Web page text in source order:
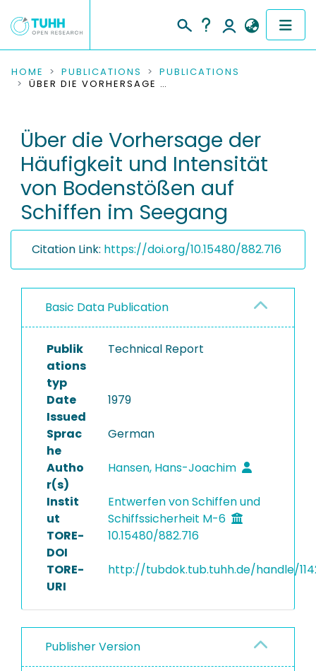
COMMUNITIES & COLLECTIONS
RESEARCH DATA
PEOPLE
INSTITUTIONS
HOME PUBLICATIONS
PUBLICATIONS
ÜBER DIE VORHERSAGE DER HÄUFIGKEIT UND INTENSITÄT VON BODENSTÖSSEN AUF SCHIFFEN IM SEEGANG
Über die Vorhersage der
Häufigkeit und Intensität
von Bodenstößen auf
Schiffen im Seegang
Citation Link: https://doi.org/10.15480/882.716
Basic Data Publication
Publik
ations
typ
Technical Report
Date
Issued
1979
Sprac
he
German
Autho
r(s)
Hansen, Hans-Joachim
Instit
ut
Entwerfen von Schiffen und
Schiffssicherheit M-6
TORE-
DOI
10.15480/882.716
TORE-
URI
http://tubdok.tub.tuhh.de/handle/
Publisher Version